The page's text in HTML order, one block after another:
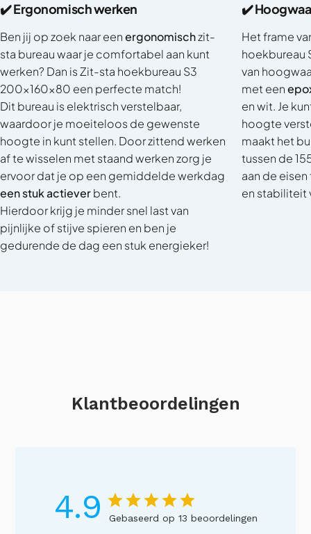
✔️ Ergonomisch werken
Ben jij op zoek naar eenergonomischzit-
sta bureau waar je comfortabel aan kunt
werken? Dan is Zit-sta hoekbureau S3
200x160x80 een perfecte match!
Dit bureau is elektrisch verstelbaar,
waardoor je moeiteloos de gewenste
hoogte in kunt stellen. Door zittend werken
af te wisselen met staand werken zorg je
ervoor dat je op een gemiddelde werkdag
een stuk actieverbent.
Hierdoor krijg je minder snel last van
pijnlijke of stijve spieren en ben je
gedurende de dag een stuk energieker!
✔️
Het frame
hoekbureau
van
met een
en wit. Je
hoogte
maakt het
tussen de
aan de
en stabiliteit
Klantbeoordelingen
4.9 Gebaseerd op 13 beoordelingen